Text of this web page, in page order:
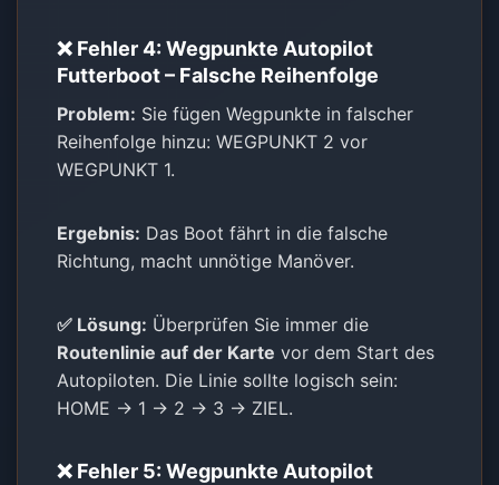
❌ Fehler 4: Wegpunkte Autopilot
Futterboot – Falsche Reihenfolge
Problem: Sie fügen Wegpunkte in falscher
Reihenfolge hinzu: WEGPUNKT 2 vor
WEGPUNKT 1.
Ergebnis: Das Boot fährt in die falsche
Richtung, macht unnötige Manöver.
✅ Lösung: Überprüfen Sie immer die
Routenlinie auf der Karte vor dem Start des
Autopiloten. Die Linie sollte logisch sein:
HOME → 1 → 2 → 3 → ZIEL.
❌ Fehler 5: Wegpunkte Autopilot